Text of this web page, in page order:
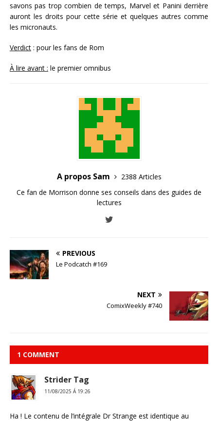
savons pas trop combien de temps, Marvel et Panini derrière
auront les droits pour cette série et quelques autres comme
les micronauts.
Verdict : pour les fans de Rom
À lire avant : le premier omnibus
A propos Sam
2388 Articles
Ce fan de Morrison donne ses conseils dans des guides de
lectures
PREVIOUS
Le Podcatch #169
NEXT
ComixWeekly #740
1 COMMENT
Strider Tag
11/08/2025 Á 19:26
Ha ! Le contenu de l’intégrale Dr Strange est identique au